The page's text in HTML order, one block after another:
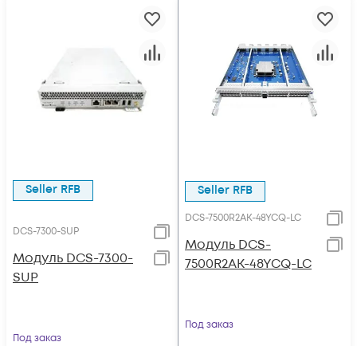
Seller RFB
DCS-7300-SUP
Модуль DCS-7300-
SUP
Под заказ
Seller RFB
DCS-7500R2AK-48YCQ-LC
Модуль DCS-
7500R2AK-48YCQ-LC
Под заказ